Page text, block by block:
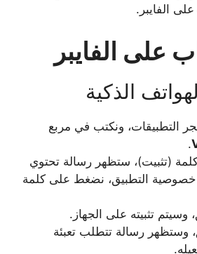
الفايبر.
الفايبر
الذكية
التطبيقات، ونكتب في مربع
.
(تثبيت)، ستظهر رسالة تحتوي
التطبيق، نضغط على كلمة
وسيتم تثبيته على الجهاز.
وستظهر رسالة تتطلب تعبئة